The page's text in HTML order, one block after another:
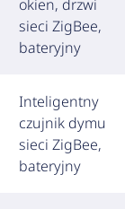
okien, drzwi
sieci ZigBee,
bateryjny
Inteligentny
czujnik dymu
sieci ZigBee,
bateryjny